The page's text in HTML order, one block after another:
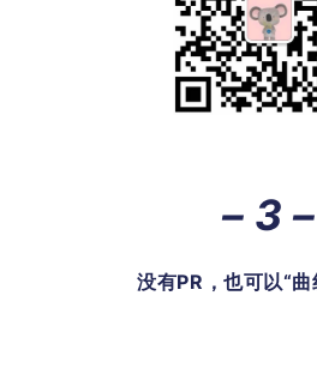
– 3 –
没有PR，也可以“曲